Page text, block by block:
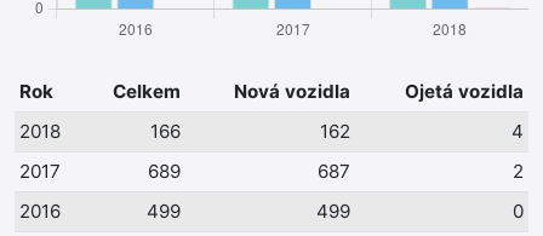
Rok Celkem Nová vozidla
Ojetá vozidla
2018
166 162
4
2017
689 687
2
2016
499 499 0